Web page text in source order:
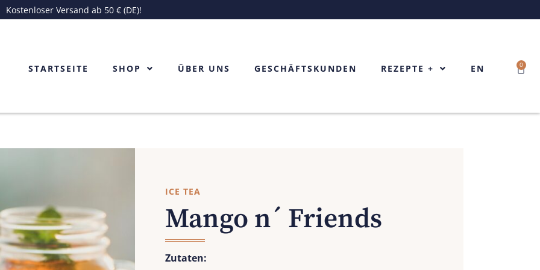
Kostenloser Versand ab 50 € (DE)!
STARTSEITE SHOP ÜBER UNS GESCHÄFTSKUNDEN REZEPTE + EN 0
ICE TEA
Mango n´ Friends
Zutaten: